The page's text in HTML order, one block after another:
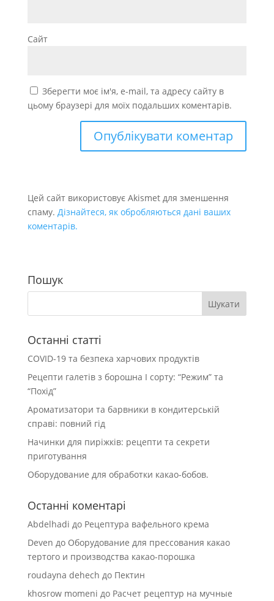
Сайт
Зберегти моє ім'я, e-mail, та адресу сайту в
цьому браузері для моїх подальших коментарів.
Цей сайт використовує Akismet для зменшення
спаму. Дізнайтеся, як обробляються дані ваших
коментарів.
Пошук
Останні статті
COVID-19 та безпека харчових продуктів
Рецепти галетів з борошна І сорту: “Режим” та
“Похід”
Ароматизатори та барвники в кондитерській
справі: повний гід
Начинки для пиріжків: рецепти та секрети
приготування
Оборудование для обработки какао-бобов.
Останні коментарі
Abdelhadi до Рецептура вафельного крема
Deven до Оборудование для прессования какао
тертого и производства какао-порошка
roudayna dehech до Пектин
khosrow momeni до Расчет рецептур на мучные